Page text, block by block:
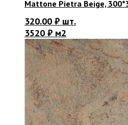
Mattone Pietra Beige,
320.00 ₽ шт.
3520 ₽ м2